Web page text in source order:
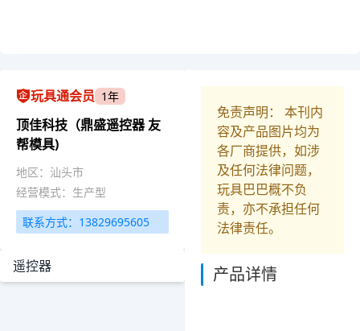
玩具通会员 1年
顶佳科技（鼎盛遥控器 友
帮模具)
地区：汕头市
经营模式：生产型
联系方式：13829695605
遥控器
免责声明： 本刊内
容及产品图片均为
各厂商提供，如涉
及任何法律问题，
玩具巴巴概不负
责，亦不承担任何
法律责任。
产品详情